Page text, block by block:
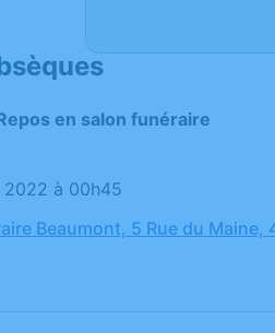
en salon funéraire
2022 à 00h45
Beaumont, 5 Rue du Maine,